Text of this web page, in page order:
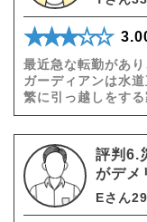
★★★★★
☆☆☆☆☆
最近急な転勤があ
ガーディアンは水
繁に引っ越しをする
評判6.
がデメ
Eさん